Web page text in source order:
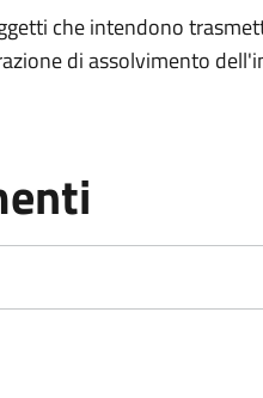
che intendono
di assolvimento